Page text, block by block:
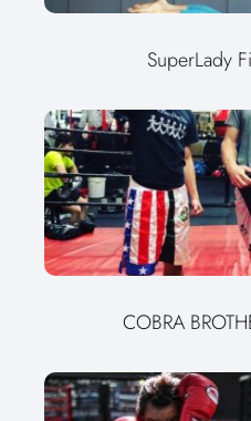
SuperLady
COBRA